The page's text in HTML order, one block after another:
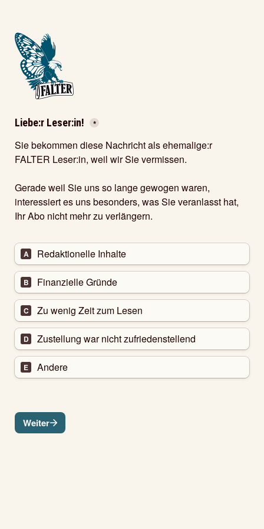
Liebe:r Leser:in! *
Sie bekommen diese Nachricht als ehemalige:r
FALTER Leser:in, weil wir Sie vermissen.
Gerade weil Sie uns so lange gewogen waren,
interessiert es uns besonders, was Sie veranlasst hat,
Ihr Abo nicht mehr zu verlängern.
A Redaktionelle Inhalte
B
C Zu wenig Zeit zum Lesen
D Zustellung war nicht zufriedenstellend
E Andere
Weiter